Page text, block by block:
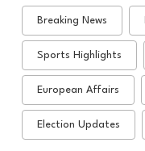
Breaking News
Sports Highlights
European Affairs
Election Updates